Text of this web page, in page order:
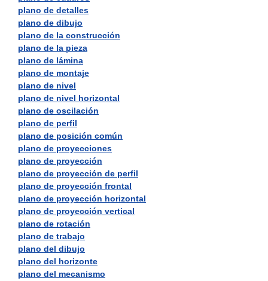
plano de detalles
plano de dibujo
plano de la construcción
plano de la pieza
plano de lámina
plano de montaje
plano de nivel
plano de nivel horizontal
plano de oscilación
plano de perfil
plano de posición común
plano de proyecciones
plano de proyección
plano de proyección de perfil
plano de proyección frontal
plano de proyección horizontal
plano de proyección vertical
plano de rotación
plano de trabajo
plano del dibujo
plano del horizonte
plano del mecanismo